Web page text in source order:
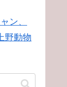
ン、
野動物